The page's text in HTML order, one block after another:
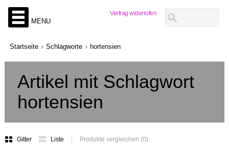
Vertrag widerrufen
MENU
Startseite Schlagworte hortensien
Artikel mit Schlagwort
hortensien
Gitter Liste Produkte vergleichen (0)